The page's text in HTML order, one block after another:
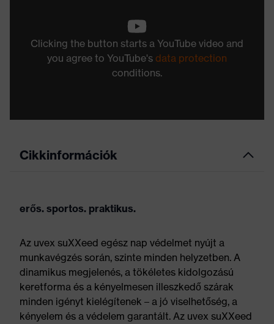
Clicking the button starts a YouTube video and
you agree to YouTube's data protection
conditions.
Cikkinformációk
erős. sportos. praktikus.
Az uvex suXXeed egész nap védelmet nyújt a
munkavégzés során, szinte minden helyzetben. A
dinamikus megjelenés, a tökéletes kidolgozású
keretforma és a kényelmesen illeszkedő szárak
minden igényt kielégítenek – a jó viselhetőség, a
kényelem és a védelem garantált. Az uvex suXXeed